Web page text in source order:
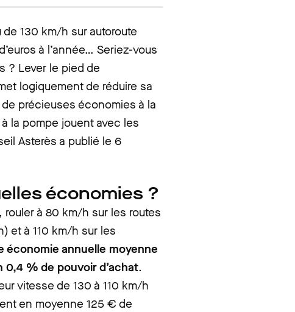
de 130 km/h sur autoroute
à l’année… Seriez-vous
? Lever le pied de
logiquement de réduire sa
précieuses économies à la
la pompe jouent avec les
Asterès a publié le 6
économies ?
rouler à 80 km/h sur les routes
et à 110 km/h sur les
économie annuelle moyenne
0,4 % de pouvoir d’achat.
vitesse de 130 à 110 km/h
en moyenne 125 € de